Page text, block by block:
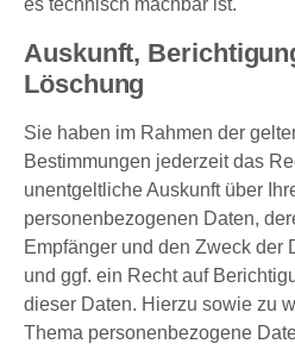
es technisch machbar ist.
Auskunft,
Löschung
Sie haben im Rahmen der
Bestimmungen jederzeit das
unentgeltliche Auskunft über
personenbezogenen Daten,
Empfänger und den Zweck der
und ggf. ein Recht auf
dieser Daten. Hierzu sowie zu
Thema personenbezogene